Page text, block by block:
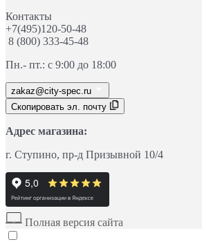
Контакты
+7(495)120-50-48
8 (800) 333-45-48
Пн.- пт.: с 9:00 до 18:00
zakaz@city-spec.ru
Скопировать эл. почту
Адрес магазина:
г. Ступино, пр-д Призывной 10/4
Полная версия сайта